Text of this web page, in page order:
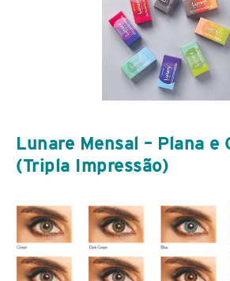
Lunare Mensal – Plana e
(Tripla Impressão)